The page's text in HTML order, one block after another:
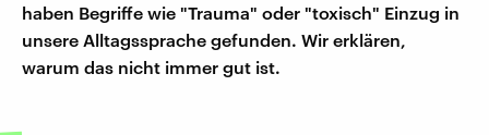
haben Begriffe wie "Trauma" oder "toxisch" Einzug in
unsere Alltagssprache gefunden. Wir erklären,
warum das nicht immer gut ist.